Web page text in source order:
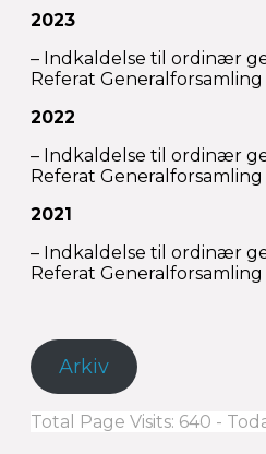
2023
– Indkaldelse til ordinær
Referat Generalforsamling
2022
– Indkaldelse til ordinær
Referat Generalforsamling
2021
– Indkaldelse til ordinær
Referat Generalforsamling
Arkiv
Total Page Visits: 640 -